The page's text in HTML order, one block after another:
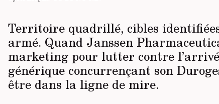
Territoire quadrillé, cibles
armé. Quand Janssen
marketing pour lutter contre
générique concurrençant son
être dans la ligne de mire.